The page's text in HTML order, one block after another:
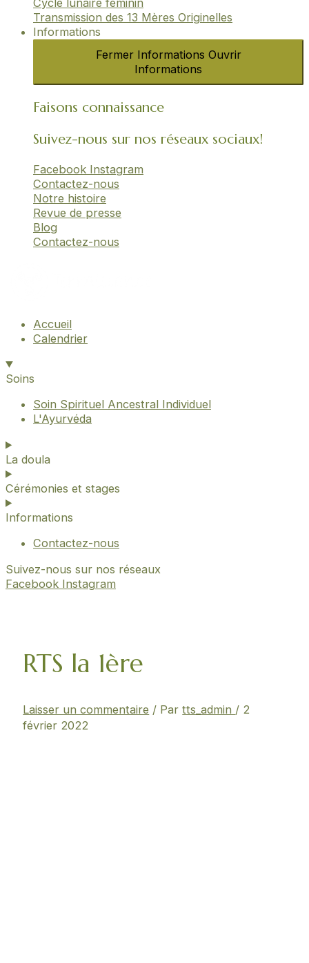
Transmission des 13 Mères Originelles​
Informations
Fermer Informations Ouvrir
Informations
Faisons connaissance
Suivez-nous sur nos réseaux sociaux!
Facebook Instagram
Contactez-nous
Notre histoire
Revue de presse
Blog
Contactez-nous
Accueil
Calendrier
Soins
Soin Spirituel Ancestral Individuel
L'Ayurvéda
La doula
Cérémonies et stages
Informations
Contactez-nous
Suivez-nous sur nos réseaux
Facebook Instagram
RTS la 1ère
Laisser un commentaire / Partts_admin / 2
février 2022